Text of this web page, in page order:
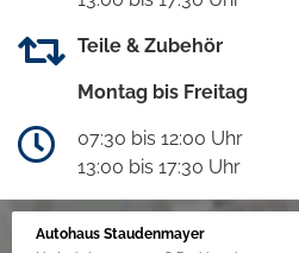
Teile & Zubehör
Montag bis Freitag
07:30 bis 12:00 Uhr
13:00 bis 17:30 Uhr
Autohaus Staudenmayer